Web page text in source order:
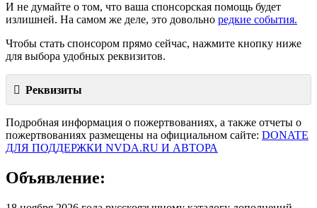
И не думайте о том, что ваша спонсорская помощь будет
излишней. На самом же деле, это довольно редкие события.
Чтобы стать спонсором прямо сейчас, нажмите кнопку ниже
для выбора удобных реквизитов.
Реквизиты
Подробная информация о пожертвованиях, а также отчеты о
пожертвованиях размещены на официальном сайте: DONATE
ДЛЯ ПОДДЕРЖКИ NVDA.RU И АВТОРА
Объявление: